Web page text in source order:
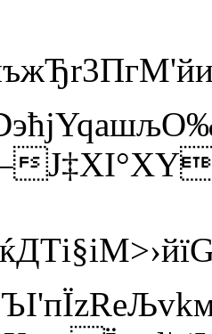
J‡XІ°Х